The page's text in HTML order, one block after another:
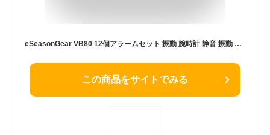
eSeasonGear VB80 12個アラームセット 振動 腕時計 静音 振動 睡眠・仮眠用時計 正規品 オンライン日本語説明書付き(TTCD JAPAN限定) (ブラック, Lサイズ(16-21cm))
この商品をサイトでみる